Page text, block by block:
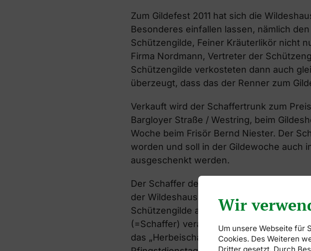
Zum Gildefest 2011 hat sich die
Besonderes einfallen lassen, nämlich
Schützengilde, Feiner Kräuterlikör nicht
Firma Nordmann, Vertreter der
Schützengilde verkosteten dann auch
überzeugt, dass das der Renner zum
Verkauft wird der Schaffertrunk zum
Bargloyer Straße / Westring, beim
Woche beim Frisör Bernd Niester. Der
worden und soll in der Gildewoche auch
ausgeschenkt werden.
Der Schaffer der Wildeshauser
der Wildeshauser Schützengilde. Er wird
Schützengilde am Pfingstdienstag
(=Schaffer) verantwortlich für den
das „Herbeischaffen" von Speisen und
Wir
Um unsere Webseite für
Cookies. Des Weiteren